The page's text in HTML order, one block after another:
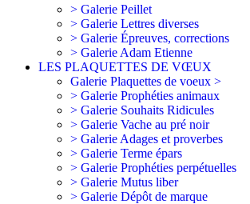
> Galerie Peillet
> Galerie Lettres diverses
> Galerie Épreuves, corrections
> Galerie Adam Etienne
LES PLAQUETTES DE VŒUX
Galerie Plaquettes de voeux >
> Galerie Prophéties animaux
> Galerie Souhaits Ridicules
> Galerie Vache au pré noir
> Galerie Adages et proverbes
> Galerie Terme épars
> Galerie Prophéties perpétuelles
> Galerie Mutus liber
> Galerie Dépôt de marque